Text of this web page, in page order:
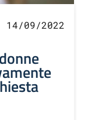
14/09/2022